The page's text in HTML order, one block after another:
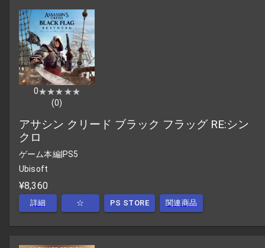
0★★★★★
★★★★★
(0)
アサシン クリード ブラック フラッグ RE:シン
クロ
ゲーム本編| PS5
Ubisoft
¥8,360
詳細 ☆ PS STORE 関連商品